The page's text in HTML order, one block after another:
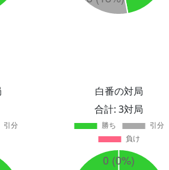
白番の対局
合計: 3対局